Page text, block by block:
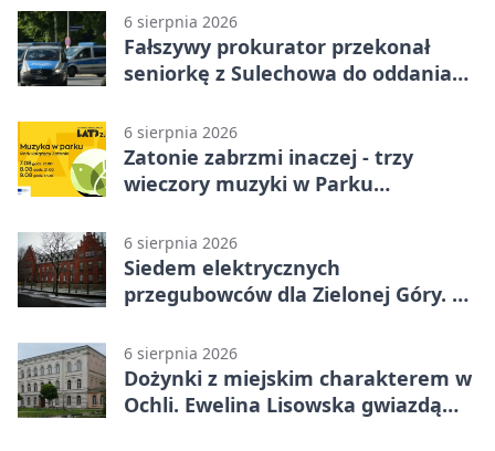
6 sierpnia 2026
Fałszywy prokurator przekonał
seniorkę z Sulechowa do oddania
6 sierpnia 2026
Zatonie zabrzmi inaczej - trzy
wieczory muzyki w Parku
6 sierpnia 2026
Siedem elektrycznych
przegubowców dla Zielonej Góry. To
6 sierpnia 2026
Dożynki z miejskim charakterem w
Ochli. Ewelina Lisowska gwiazdą